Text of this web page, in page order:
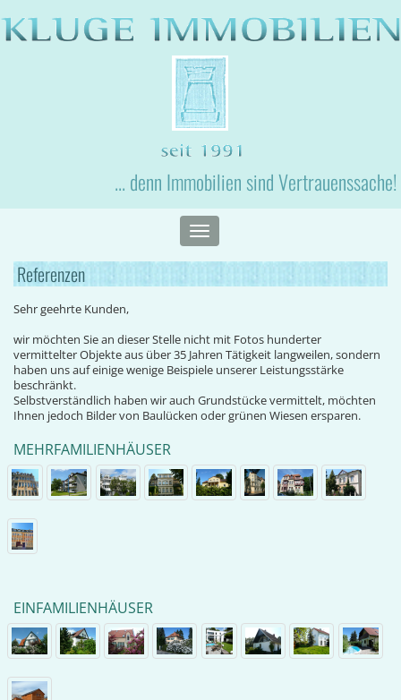
... denn Immobilien sind Vertrauenssache!
Toggle
navigation
Referenzen
Sehr geehrte Kunden,
wir möchten Sie an dieser Stelle nicht mit Fotos hunderter
vermittelter Objekte aus über 35 Jahren Tätigkeit langweilen, sondern
haben uns auf einige wenige Beispiele unserer Leistungsstärke
beschränkt.
Selbstverständlich haben wir auch Grundstücke vermittelt, möchten
Ihnen jedoch Bilder von Baulücken oder grünen Wiesen ersparen.
MEHRFAMILIENHÄUSER
EINFAMILIENHÄUSER